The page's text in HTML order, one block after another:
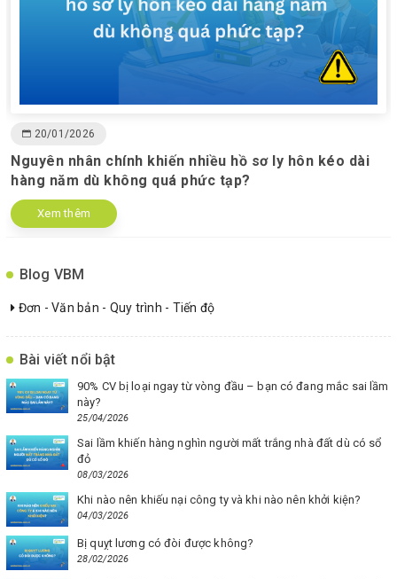
20/01/2026
Nguyên nhân chính khiến nhiều hồ sơ ly hôn kéo dài
hàng năm dù không quá phức tạp?
Xem thêm
Blog VBM
Đơn - Văn bản - Quy trình - Tiến độ
Bài viết nổi bật
90% CV bị loại ngay từ vòng đầu – bạn có đang mắc sai lầm
này?
25/04/2026
Sai lầm khiến hàng nghìn người mất trắng nhà đất dù có sổ
đỏ
08/03/2026
Khi nào nên khiếu nại công ty và khi nào nên khởi kiện?
04/03/2026
Bị quỵt lương có đòi được không?
28/02/2026